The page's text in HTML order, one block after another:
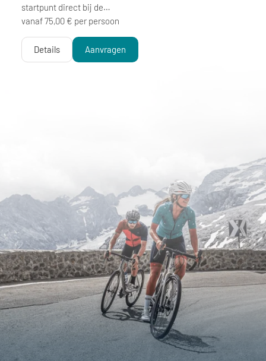
startpunt direct bij de…
vanaf 75,00 € per persoon
Details Aanvragen